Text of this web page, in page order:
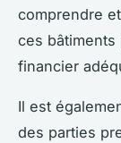
comprendre
ces bâtiments
financier
Il est
des parties